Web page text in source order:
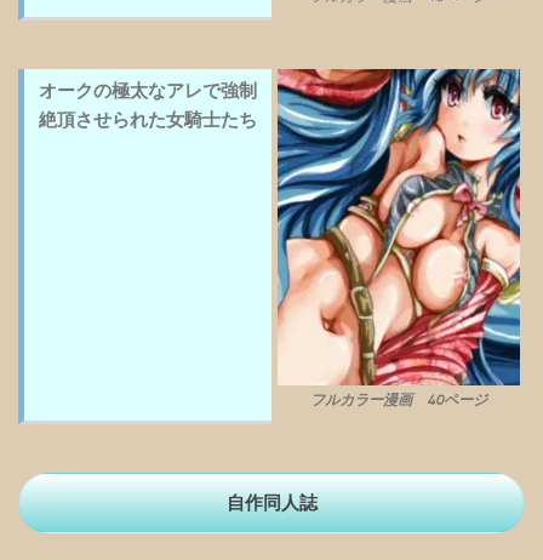
オークの極太なアレで強制
絶頂させられた女騎士たち
フルカラー漫画 40ページ
自作同人誌